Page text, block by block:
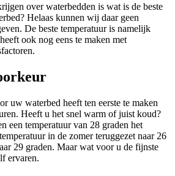
over waterbedden is wat is de beste
Helaas kunnen wij daar geen
De beste temperatuur is namelijk
ook nog eens te maken met
uw waterbed heeft ten eerste te maken
Heeft u het snel warm of juist koud?
een temperatuur van 28 graden het
in de zomer teruggezet naar 26
29 graden. Maar wat voor u de fijnste
ervaren.